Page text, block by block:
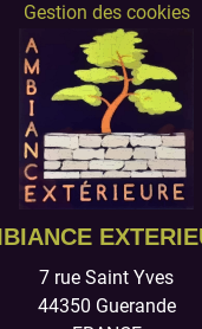
Gestion des cookies
7 rue Saint Yves
44350 Guerande